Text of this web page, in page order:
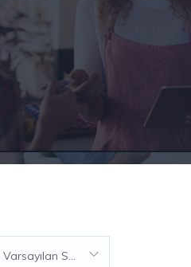
Varsayılan Sıralama